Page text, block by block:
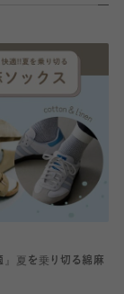
』夏を乗り切る綿麻